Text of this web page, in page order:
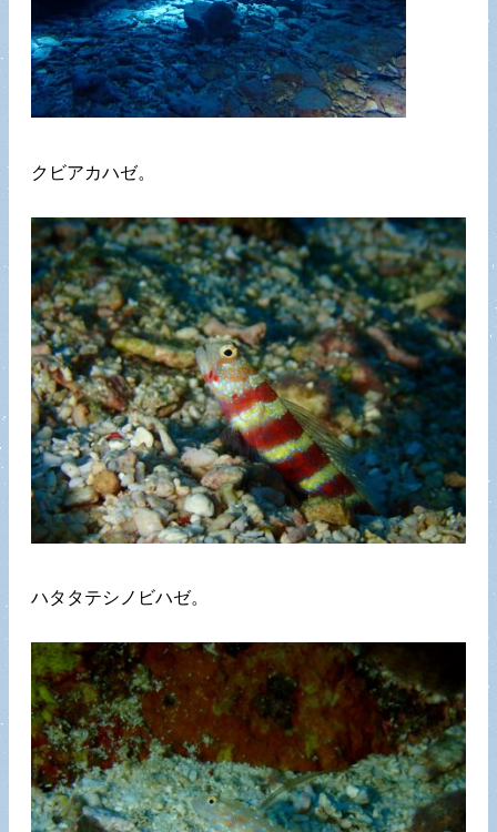
クビアカハゼ。
ハタタテシノビハゼ。